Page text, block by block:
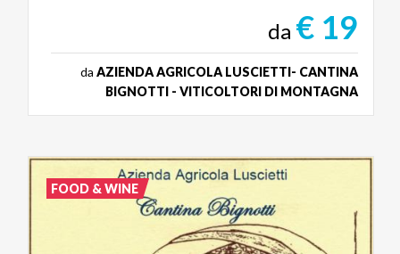
da € 19
da AZIENDA AGRICOLA LUSCIETTI- CANTINA
BIGNOTTI - VITICOLTORI DI MONTAGNA
FOOD & WINE